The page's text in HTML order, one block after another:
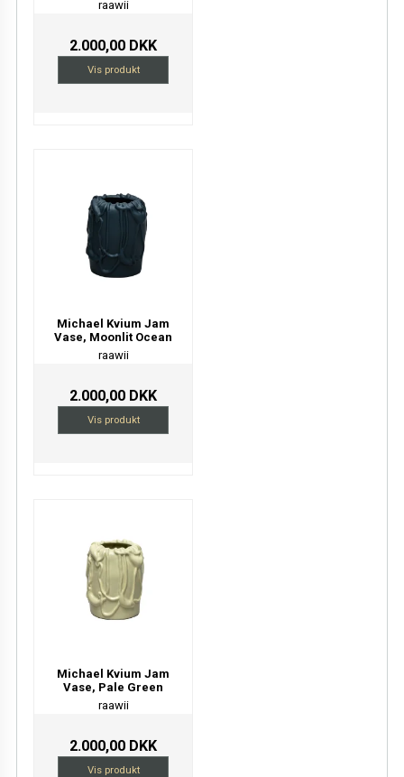
raawii
2.000,00 DKK
Vis produkt
Michael Kvium Jam
Vase, Moonlit Ocean
raawii
2.000,00 DKK
Vis produkt
Michael Kvium Jam
Vase, Pale Green
raawii
2.000,00 DKK
Vis produkt